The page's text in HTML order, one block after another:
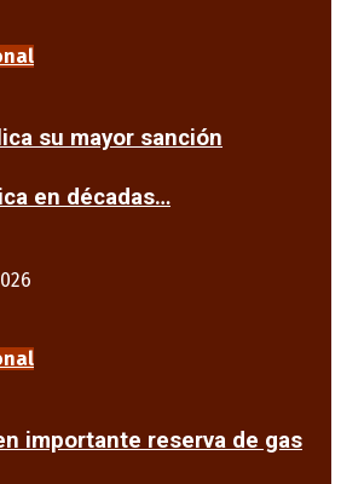
su mayor sanción
en décadas…
importante reserva de gas